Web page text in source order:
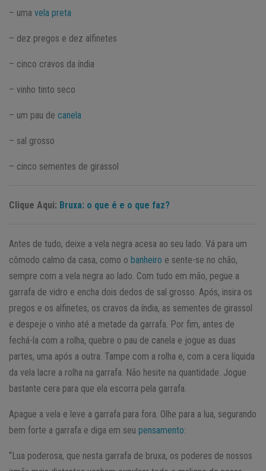
– uma vela preta
– dez pregos e dez alfinetes
– cinco cravos da índia
– vinho tinto seco
– um pau de canela
– sal grosso
– cinco sementes de girassol
Clique Aqui: Bruxa: o que é e o que faz?
Antes de tudo, deixe a vela negra acesa ao seu lado. Vá para um
cômodo calmo da casa, como o banheiro e sente-se no chão,
sempre com a vela negra ao lado. Com tudo em mão, pegue a
garrafa de vidro e encha dois dedos de sal grosso. Após, insira os
pregos e os alfinetes, os cravos da índia, as sementes de girassol
e despeje o vinho até a metade da garrafa. Por fim, antes de
fechá-la com a rolha, quebre o pau de canela e jogue as duas
partes, uma após a outra. Tampe com a rolha e, com a cera líquida
da vela lacre a rolha na garrafa. Não hesite na quantidade. Jogue
bastante cera para que ela escorra pela garrafa.
Apague a vela e leve a garrafa para fora. Olhe para a lua, segurando
bem forte a garrafa e diga em seu pensamento:
“Lua poderosa, que nesta garrafa de bruxa, os poderes de nossos